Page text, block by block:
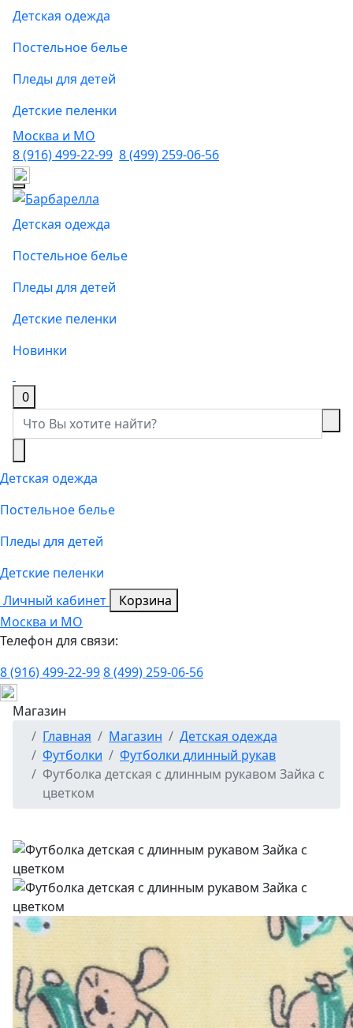
Детская одежда
Постельное белье
Пледы для детей
Детские пеленки
Москва и МО
8 (916) 499-22-99 8 (499) 259-06-56
Детская одежда
Постельное белье
Пледы для детей
Детские пеленки
Новинки
0
Детская одежда
Постельное белье
Пледы для детей
Детские пеленки
Личный кабинет
Корзина
Москва и МО
Телефон для связи:
8 (916) 499-22-998 (499) 259-06-56
Магазин
Главная
Магазин
Детская одежда
Футболки
Футболки длинный рукав
Футболка детская с длинным рукавом Зайка с
цветком